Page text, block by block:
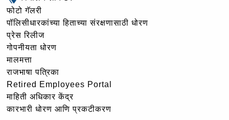
फोटो गॅलरी
पॉलिसीधारकांच्या हिताच्या संरक्षणासाठी धोरण
प्रेस रिलीज
गोपनीयता धोरण
मालमत्ता
राजभाषा पत्रिका
Retired Employees Portal
माहिती अधिकार केंद्र
कारभारी धोरण आणि प्रकटीकरण